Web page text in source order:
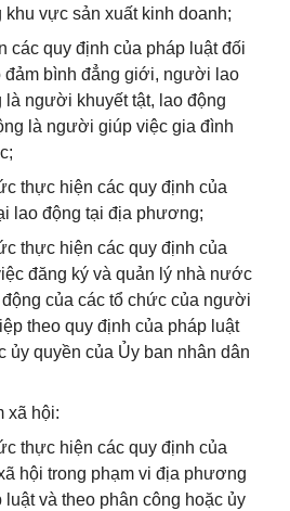
vực sản xuất kinh doanh;
các quy định của pháp luật đối
bình đẳng giới, người lao
là người khuyết tật, lao động
là người giúp việc gia đình
thực hiện các quy định của
lao động tại địa phương;
thực hiện các quy định của
đăng ký và quản lý nhà nước
của các tổ chức của người
theo quy định của pháp luật
ủy quyền của Ủy ban nhân dân
xã hội:
thực hiện các quy định của
hội trong phạm vi địa phương
và theo phân công hoặc ủy